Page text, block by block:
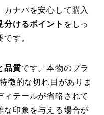
ナパを安心して購入
分けるポイント をしっ
す。
品質です。本物のプラ
徴的な切れ目がありま
テールが省略されて
な印象を与える場合が